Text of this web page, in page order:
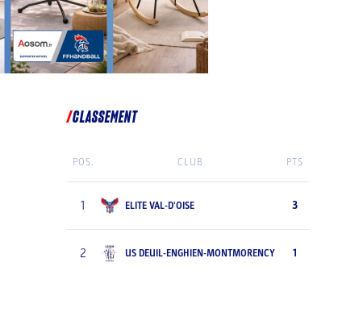
CLASSEMENT
POS. CLUB PTS
1 ELITE VAL-D'OISE 3
2 US DEUIL-ENGHIEN-MONTMORENCY 1